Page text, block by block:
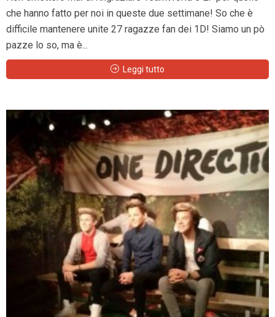
che hanno fatto per noi in queste due settimane! So che è
difficile mantenere unite 27 ragazze fan dei 1D! Siamo un pò
pazze lo so, ma è...
Leggi tutto